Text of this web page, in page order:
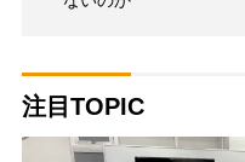
注目TOPIC